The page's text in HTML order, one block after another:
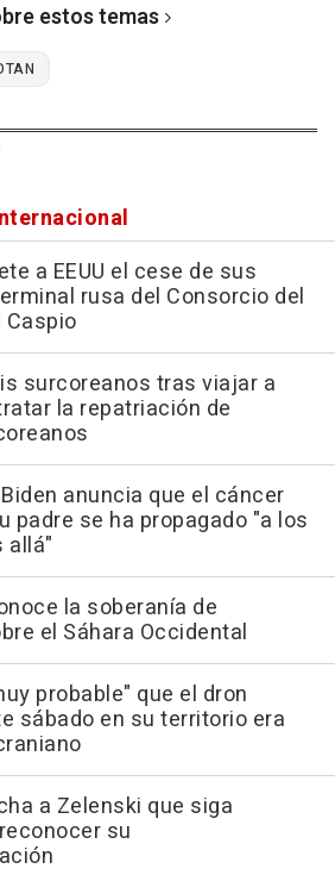
estos temas
a EEUU el cese de sus
rusa del Consorcio del
Caspio
surcoreanos tras viajar a
la repatriación de
anuncia que el cáncer
padre se ha propagado "a los
allá"
la soberanía de
el Sáhara Occidental
probable" que el dron
sábado en su territorio era
a Zelenski que siga
su